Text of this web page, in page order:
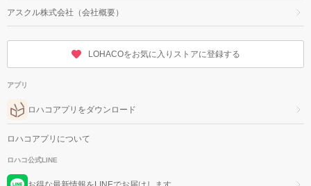
アスクル株式会社（会社概要）
LOHACOをお気に入りストアに登録する
アプリ
ロハコアプリをダウンロード
ロハコアプリについて
ロハコ公式LINE